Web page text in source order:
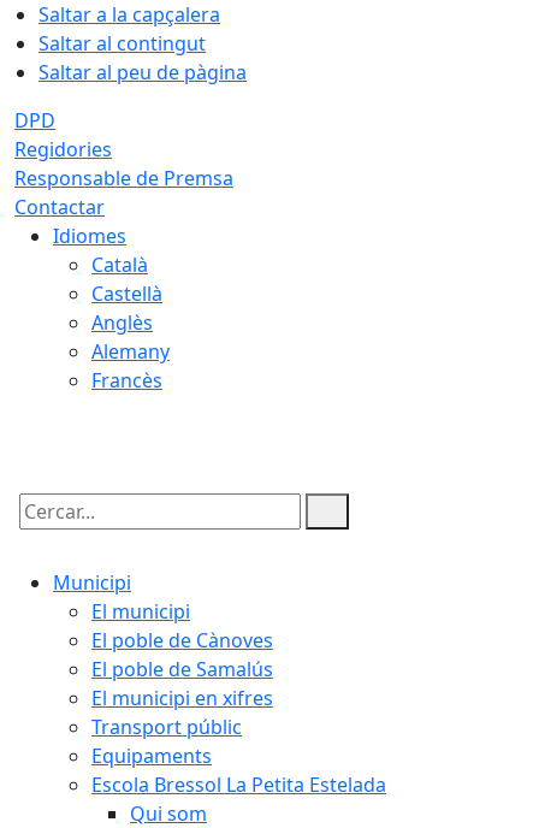
Saltar a la capçalera
Saltar al contingut
Saltar al peu de pàgina
DPD
Regidories
Responsable de Premsa
Contactar
Idiomes
Català
Castellà
Anglès
Alemany
Francès
Cercar:
Municipi
El municipi
El poble de Cànoves
El poble de Samalús
El municipi en xifres
Transport públic
Equipaments
Escola Bressol La Petita Estelada
Qui som